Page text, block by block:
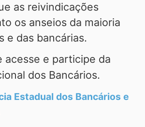
as reivindicações
os anseios da maioria
e das bancárias.
acesse e participe da
dos Bancários.
Estadual dos Bancários e